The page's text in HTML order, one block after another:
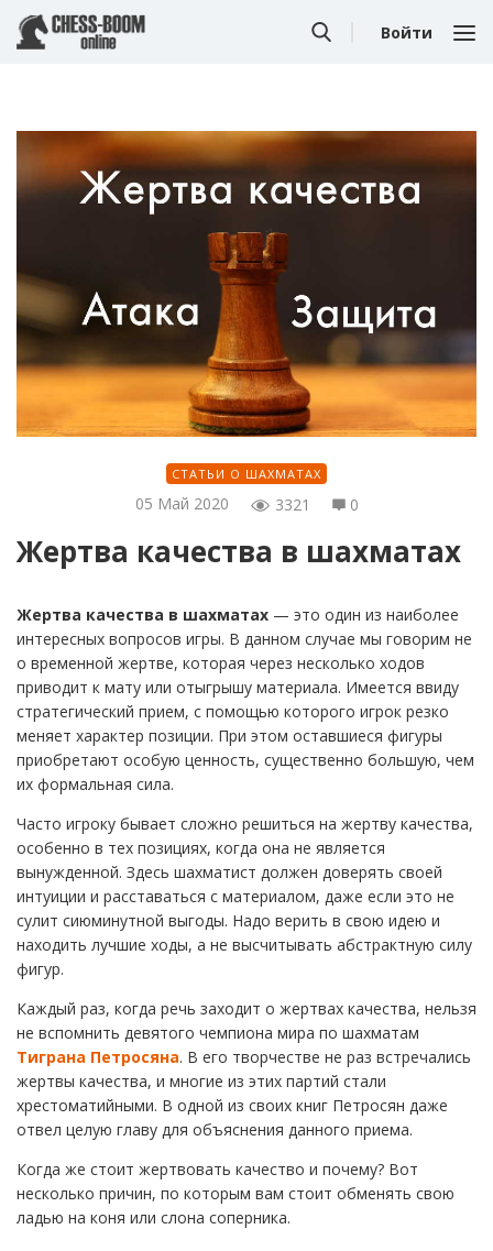
Войти
СТАТЬИ О ШАХМАТАХ
05 Май 2020 3321 0
Жертва качества в шахматах
Жертва качества в шахматах — это один из наиболее
интересных вопросов игры. В данном случае мы говорим не
о временной жертве, которая через несколько ходов
приводит к мату или отыгрышу материала. Имеется ввиду
стратегический прием, с помощью которого игрок резко
меняет характер позиции. При этом оставшиеся фигуры
приобретают особую ценность, существенно большую, чем
их формальная сила.
Часто игроку бывает сложно решиться на жертву качества,
особенно в тех позициях, когда она не является
вынужденной. Здесь шахматист должен доверять своей
интуиции и расставаться с материалом, даже если это не
сулит сиюминутной выгоды. Надо верить в свою идею и
находить лучшие ходы, а не высчитывать абстрактную силу
фигур.
Каждый раз, когда речь заходит о жертвах качества, нельзя
не вспомнить девятого чемпиона мира по шахматам
Тиграна Петросяна. В его творчестве не раз встречались
жертвы качества, и многие из этих партий стали
хрестоматийными. В одной из своих книг Петросян даже
отвел целую главу для объяснения данного приема.
Когда же стоит жертвовать качество и почему? Вот
несколько причин, по которым вам стоит обменять свою
ладью на коня или слона соперника.